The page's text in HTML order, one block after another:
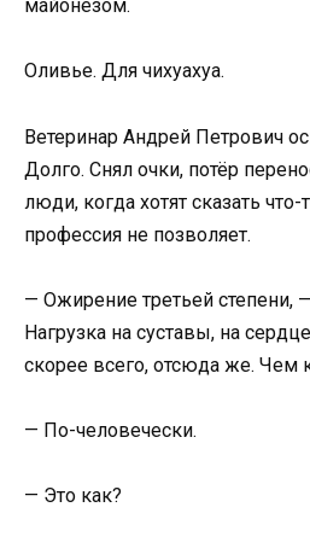
майонезом.
Оливье. Для чихуахуа.
Ветеринар Андрей Петрович
Долго. Снял очки, потёр
люди, когда хотят сказать что-
профессия не позволяет.
— Ожирение третьей степени,
Нагрузка на суставы, на
скорее всего, отсюда же. Чем
— По-человечески.
— Это как?